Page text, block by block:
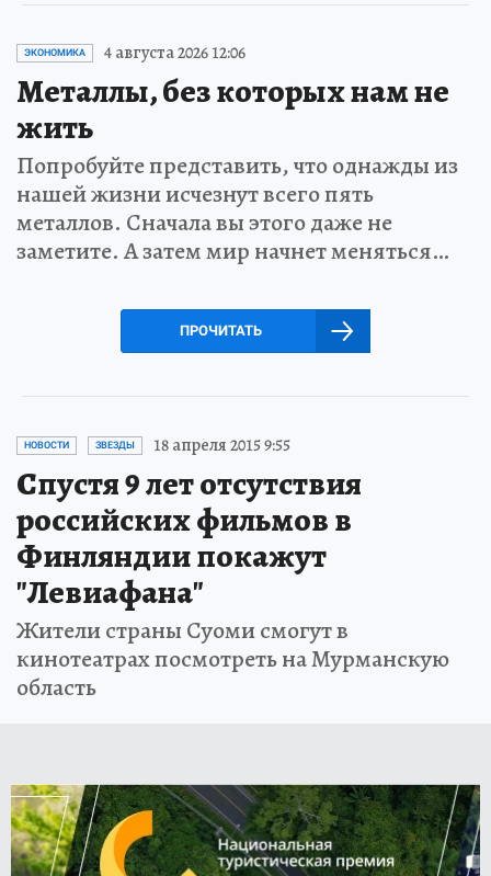
ЭКОНОМИКА 4 августа 2026 12:06
Металлы, без которых нам не
жить
Попробуйте представить, что однажды из
нашей жизни исчезнут всего пять
металлов. Сначала вы этого даже не
заметите. А затем мир начнет меняться…
ПРОЧИТАТЬ
НОВОСТИ ЗВЕЗДЫ 18 апреля 2015 9:55
Спустя 9 лет отсутствия
российских фильмов в
Финляндии покажут
"Левиафана"
Жители страны Суоми смогут в
кинотеатрах посмотреть на Мурманскую
область